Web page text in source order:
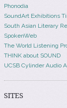
Phonodia
SoundArt Exhibitions
South Asian Literary
SpokenWeb
The World Listening
THINK about SOUND
UCSB Cylinder Audio
SITES